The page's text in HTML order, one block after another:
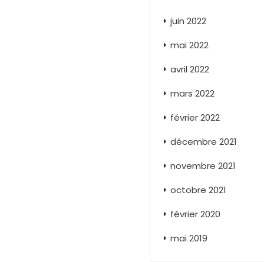
juin 2022
mai 2022
avril 2022
mars 2022
février 2022
décembre 2021
novembre 2021
octobre 2021
février 2020
mai 2019